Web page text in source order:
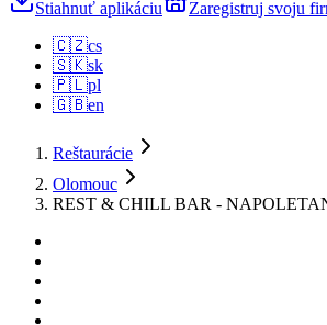
Stiahnuť aplikáciu
Zaregistruj svoju
🇨🇿cs
🇸🇰sk
🇵🇱pl
🇬🇧en
Reštaurácie
Olomouc
REST & CHILL BAR -